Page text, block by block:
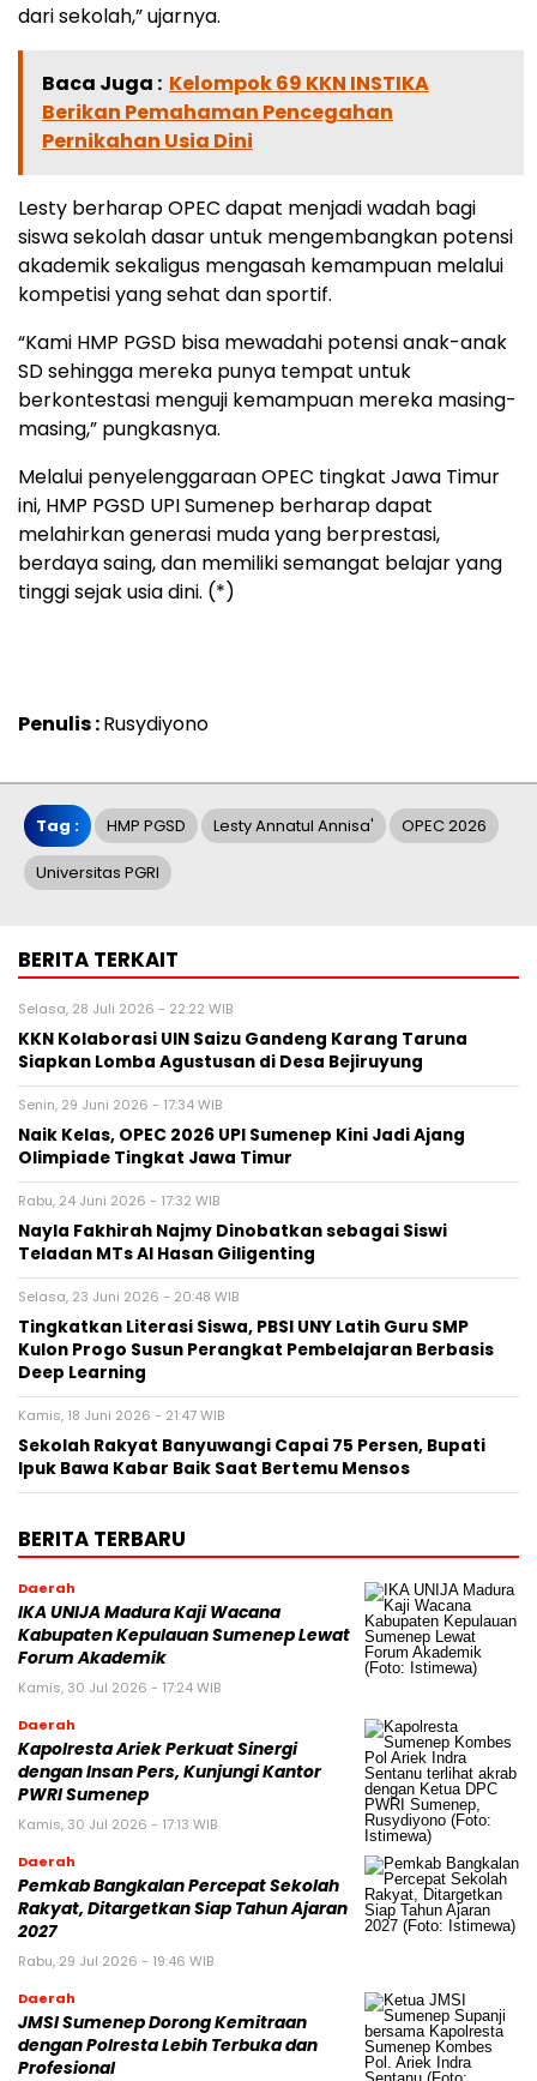
dari sekolah,” ujarnya.
Baca Juga : Kelompok 69 KKN INSTIKA
Berikan Pemahaman Pencegahan
Pernikahan Usia Dini
Lesty berharap OPEC dapat menjadi wadah bagi
siswa sekolah dasar untuk mengembangkan potensi
akademik sekaligus mengasah kemampuan melalui
kompetisi yang sehat dan sportif.
“Kami HMP PGSD bisa mewadahi potensi anak-anak
SD sehingga mereka punya tempat untuk
berkontestasi menguji kemampuan mereka masing-
masing,” pungkasnya.
Melalui penyelenggaraan OPEC tingkat Jawa Timur
ini, HMP PGSD UPI Sumenep berharap dapat
melahirkan generasi muda yang berprestasi,
berdaya saing, dan memiliki semangat belajar yang
tinggi sejak usia dini. (*)
Penulis :Rusydiyono
Tag : HMP PGSD Lesty Annatul Annisa' OPEC 2026
Universitas PGRI
BERITA TERKAIT
Selasa, 28 Juli 2026 - 22:22 WIB
KKN Kolaborasi UIN Saizu Gandeng Karang Taruna
Siapkan Lomba Agustusan di Desa Bejiruyung
Senin, 29 Juni 2026 - 17:34 WIB
Naik Kelas, OPEC 2026 UPI Sumenep Kini Jadi Ajang
Olimpiade Tingkat Jawa Timur
Rabu, 24 Juni 2026 - 17:32 WIB
Nayla Fakhirah Najmy Dinobatkan sebagai Siswi
Teladan MTs Al Hasan Giligenting
Selasa, 23 Juni 2026 - 20:48 WIB
Tingkatkan Literasi Siswa, PBSI UNY Latih Guru SMP
Kulon Progo Susun Perangkat Pembelajaran Berbasis
Deep Learning
Kamis, 18 Juni 2026 - 21:47 WIB
Sekolah Rakyat Banyuwangi Capai 75 Persen, Bupati
Ipuk Bawa Kabar Baik Saat Bertemu Mensos
BERITA TERBARU
Daerah
IKA UNIJA Madura Kaji Wacana
Kabupaten Kepulauan Sumenep Lewat
Forum Akademik
Kamis, 30 Jul 2026 - 17:24 WIB
Daerah
Kapolresta Ariek Perkuat Sinergi
dengan Insan Pers, Kunjungi Kantor
PWRI Sumenep
Kamis, 30 Jul 2026 - 17:13 WIB
Daerah
Pemkab Bangkalan Percepat Sekolah
Rakyat, Ditargetkan Siap Tahun Ajaran
2027
Rabu, 29 Jul 2026 - 19:46 WIB
Daerah
JMSI Sumenep Dorong Kemitraan
dengan Polresta Lebih Terbuka dan
Profesional